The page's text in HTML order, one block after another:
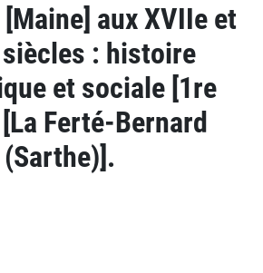
aux XVIIe et
: histoire
et sociale [1re
Ferté-Bernard
(Sarthe)].